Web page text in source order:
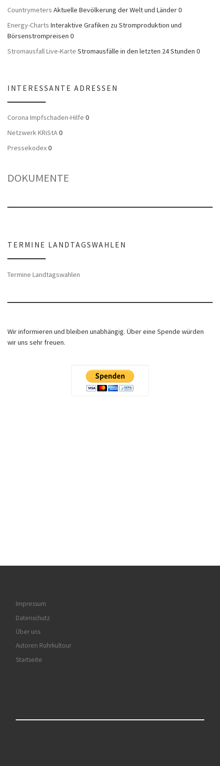
Countrymeters Aktuelle Bevölkerung der Welt und Länder 0
Energy-Charts Interaktive Grafiken zu Stromproduktion und
Börsenstrompreisen 0
Stromausfall Live-Karte Stromausfälle in den letzten 24 Stunden 0
INTERESSANTE ADRESSEN
Corona Impfschaden-Hilfe 0
Netzwerk KRiStA0
Pressekodex0
DOKUMENTE
TERMINE LANDTAGSWAHLEN
Termine Landtagswahlen
Wir informieren und bleiben unabhängig. Über eine Spende würden
wir uns sehr freuen.
Impressum
Datenschutz
Über uns
Autoren Ruhrkultour
Startseite